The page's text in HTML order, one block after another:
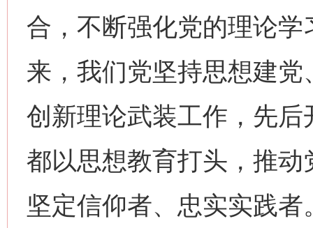
合，不断强化党的理论
来，我们党坚持思想建
创新理论武装工作，先
都以思想教育打头，推
坚定信仰者、忠实实践